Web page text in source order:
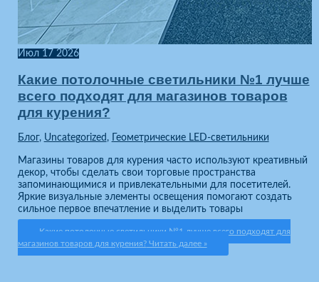
Июл 17 2026
Какие потолочные светильники №1 лучше
всего подходят для магазинов товаров
для курения?
Блог, Uncategorized , Геометрические LED-светильники
Магазины товаров для курения часто используют креативный
декор, чтобы сделать свои торговые пространства
запоминающимися и привлекательными для посетителей.
Яркие визуальные элементы освещения помогают создать
сильное первое впечатление и выделить товары
Какие потолочные светильники №1 лучше всего подходят для
магазинов товаров для курения?Читать далее »